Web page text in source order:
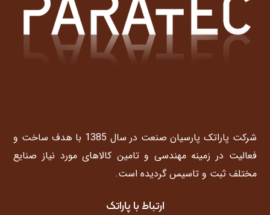
شرکت پاراتک پارسیان صنعت در سال 1385 با هدف ساخت و
فعالیت در زمینه مهندسی و تامین کالاهای مورد نیاز صنایع
مختلف ثبت و تاسیس گردیده است.
ارتباط با پاراتک